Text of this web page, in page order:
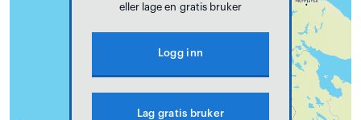
eller lage en gratis bruker
Logg inn
Lag gratis bruker